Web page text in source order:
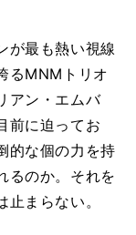
が最も熱い視線
るMNMトリオ
アン・エムバ
前に迫ってお
的な個の力を持
るのか。それを
まらない。